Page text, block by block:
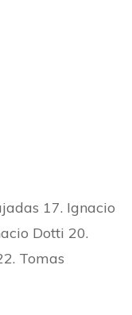
17. Ignacio
Dotti 20.
Tomas